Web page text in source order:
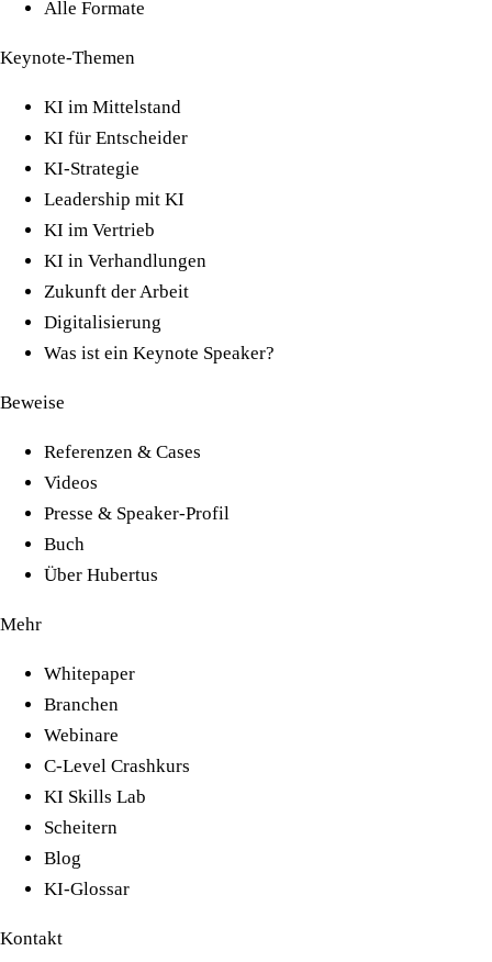
Alle Formate
Keynote-Themen
KI im Mittelstand
KI für Entscheider
KI-Strategie
Leadership mit KI
KI im Vertrieb
KI in Verhandlungen
Zukunft der Arbeit
Digitalisierung
Was ist ein Keynote Speaker?
Beweise
Referenzen & Cases
Videos
Presse & Speaker-Profil
Buch
Über Hubertus
Mehr
Whitepaper
Branchen
Webinare
C-Level Crashkurs
KI Skills Lab
Scheitern
Blog
KI-Glossar
Kontakt